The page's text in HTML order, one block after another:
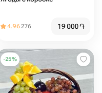
4.96276 19 000֏
-25%